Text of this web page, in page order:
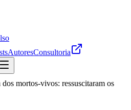
AutoresConsultoria
mortos-vivos: ressuscitaram os